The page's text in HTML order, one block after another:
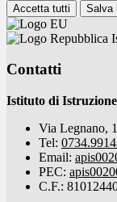
Accetta tutti Salva
Contatti
Istituto di
Via Legnano,
Tel:
Email:
PEC:
C.F.: